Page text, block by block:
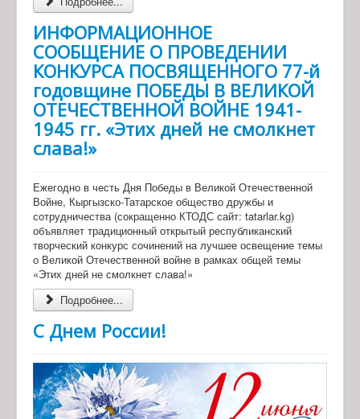
ИНФОРМАЦИОННОЕ
СООБЩЕНИЕ О ПРОВЕДЕНИИ
КОНКУРСА ПОСВЯЩЕННОГО 77-й
годовщине ПОБЕДЫ В ВЕЛИКОЙ
ОТЕЧЕСТВЕННОЙ ВОЙНЕ 1941-
1945 гг. «Этих дней не смолкнет
слава!»
Ежегодно в честь Дня Победы в Великой Отечественной
Войне, Кыргызско-Татарское общество дружбы и
сотрудничества (сокращенно КТОДС сайт: tatarlar.kg)
объявляет традиционный открытый республиканский
творческий конкурс сочинений на лучшее освещение темы
о Великой Отечественной войне в рамках общей темы
«Этих дней не смолкнет слава!»
Подробнее...
С Днем России!